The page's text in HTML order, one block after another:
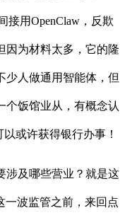
接用OpenClaw，反欺
因为材料太多，它的隆
少人做通用智能体，但
个饭馆业从，有概念认
或许获得银行办事！
及哪些营业？就是这
一波监管之前，来回点